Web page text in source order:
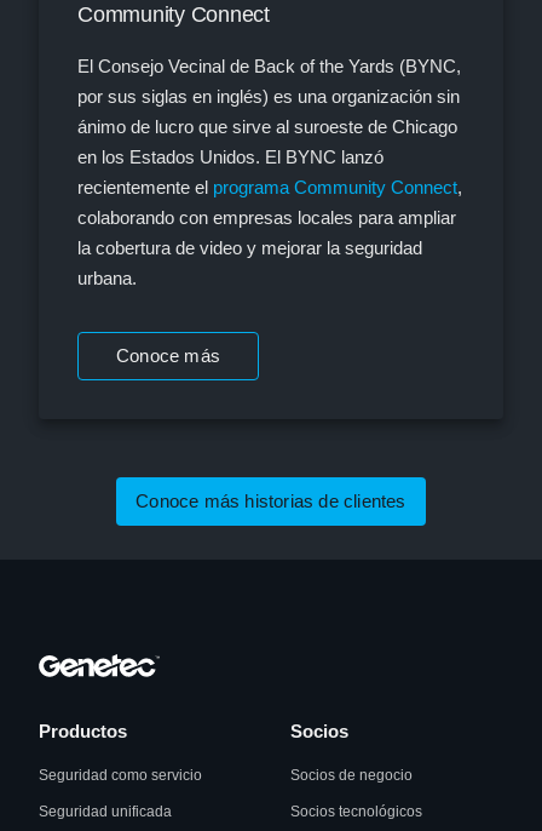
Community Connect
El Consejo Vecinal de Back of the Yards (BYNC,
por sus siglas en inglés) es una organización sin
ánimo de lucro que sirve al suroeste de Chicago
en los Estados Unidos. El BYNC lanzó
recientemente el programa Community Connect,
colaborando con empresas locales para ampliar
la cobertura de video y mejorar la seguridad
urbana.
Conoce más
Conoce más historias de clientes
Productos
Seguridad como servicio
Seguridad unificada
Socios
Socios de negocio
Socios tecnológicos